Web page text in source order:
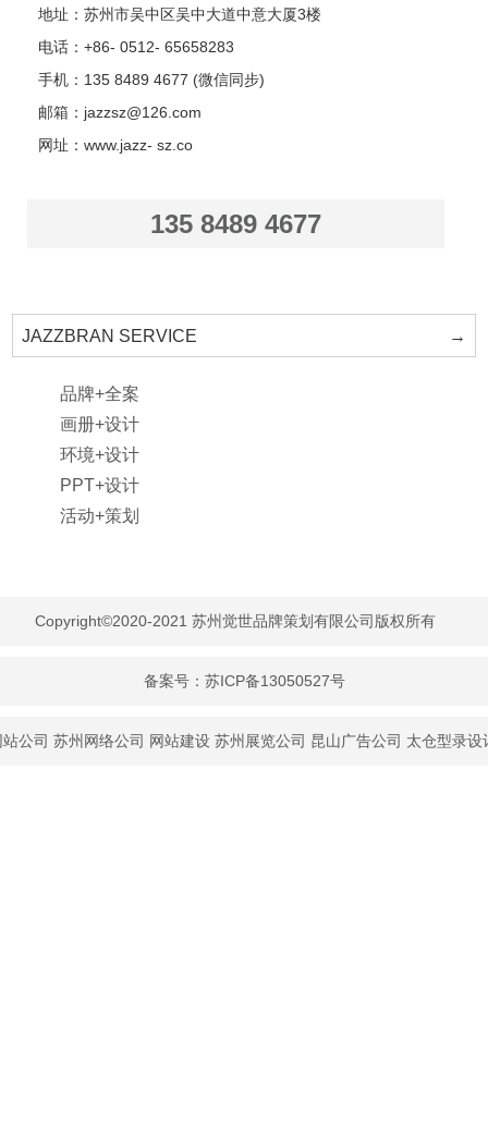
地址：苏州市吴中区吴中大道中意大厦3楼
电话：+86- 0512- 65658283
手机：135 8489 4677 (微信同步)
邮箱：jazzsz@126.com
网址：www.jazz- sz.co
135 8489 4677
JAZZBRAN SERVICE →
品牌+全案
画册+设计
环境+设计
PPT+设计
活动+策划
Copyright©2020-2021 苏州觉世品牌策划有限公司版权所有
备案号：苏ICP备13050527号
司 苏州网络公司 网站建设 苏州展览公司 昆山广告公司 太仓型录设计